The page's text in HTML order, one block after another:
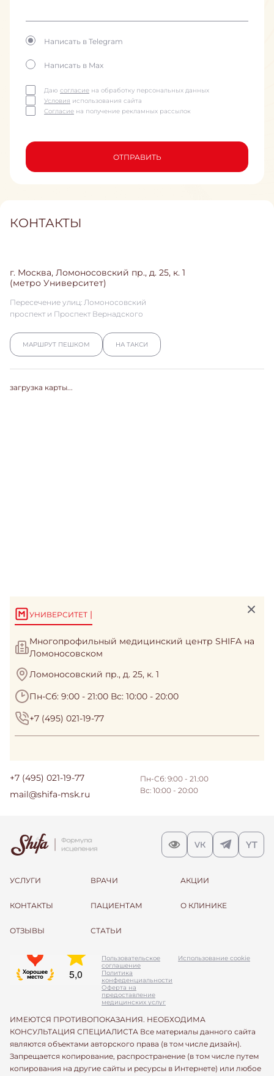
Написать в Telegram
Написать в Max
Даю согласие на обработку персональных данных
Условия использования сайта
Согласие на получение рекламных рассылок
ОТПРАВИТЬ
КОНТАКТЫ
г. Москва, Ломоносовский пр., д. 25, к. 1
(метро Университет)
Пересечение улиц: Ломоносовский
проспект и Проспект Вернадского
МАРШРУТ ПЕШКОМ НА ТАКСИ
загрузка карты...
УНИВЕРСИТЕТ |
Многопрофильный медицинский центр SHIFA на
Ломоносовском
Ломоносовский пр., д. 25, к. 1
Пн-Сб: 9:00 - 21:00 Вс: 10:00 - 20:00
+7 (495) 021-19-77
+7 (495) 021-19-77
mail@shifa-msk.ru
Пн-Сб: 9:00 - 21.:00
Вс: 10:00 - 20:00
УСЛУГИ ВРАЧИ АКЦИИ
КОНТАКТЫ ПАЦИЕНТАМ О КЛИНИКЕ
ОТЗЫВЫ СТАТЬИ
Пользовательское
соглашение
Политика
конфеденциальности
Оферта на
предоставление
медицинских услуг
Использование cookie
ИМЕЮТСЯ ПРОТИВОПОКАЗАНИЯ. НЕОБХОДИМА
КОНСУЛЬТАЦИЯ СПЕЦИАЛИСТА Все материалы данного сайта
являются объектами авторского права (в том числе дизайн).
Запрещается копирование, распространение (в том числе путем
копирования на другие сайты и ресурсы в Интернете) или любое